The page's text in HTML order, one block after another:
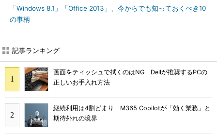
「Windows 8.1」「Office 2013」、今からでも知っておくべき10
の事柄
記事ランキング
画面をティッシュで拭くのはNG Dellが推奨するPCの
正しいお手入れ方法
継続利用は4割どまり M365 Copilotが「効く業務」と
期待外れの境界